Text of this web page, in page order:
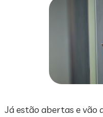
Já estão abertas e vão